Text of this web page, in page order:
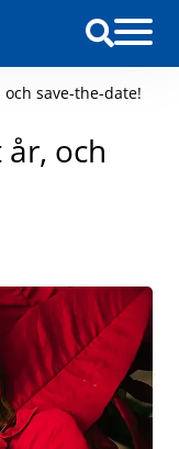
save-the-date!
och